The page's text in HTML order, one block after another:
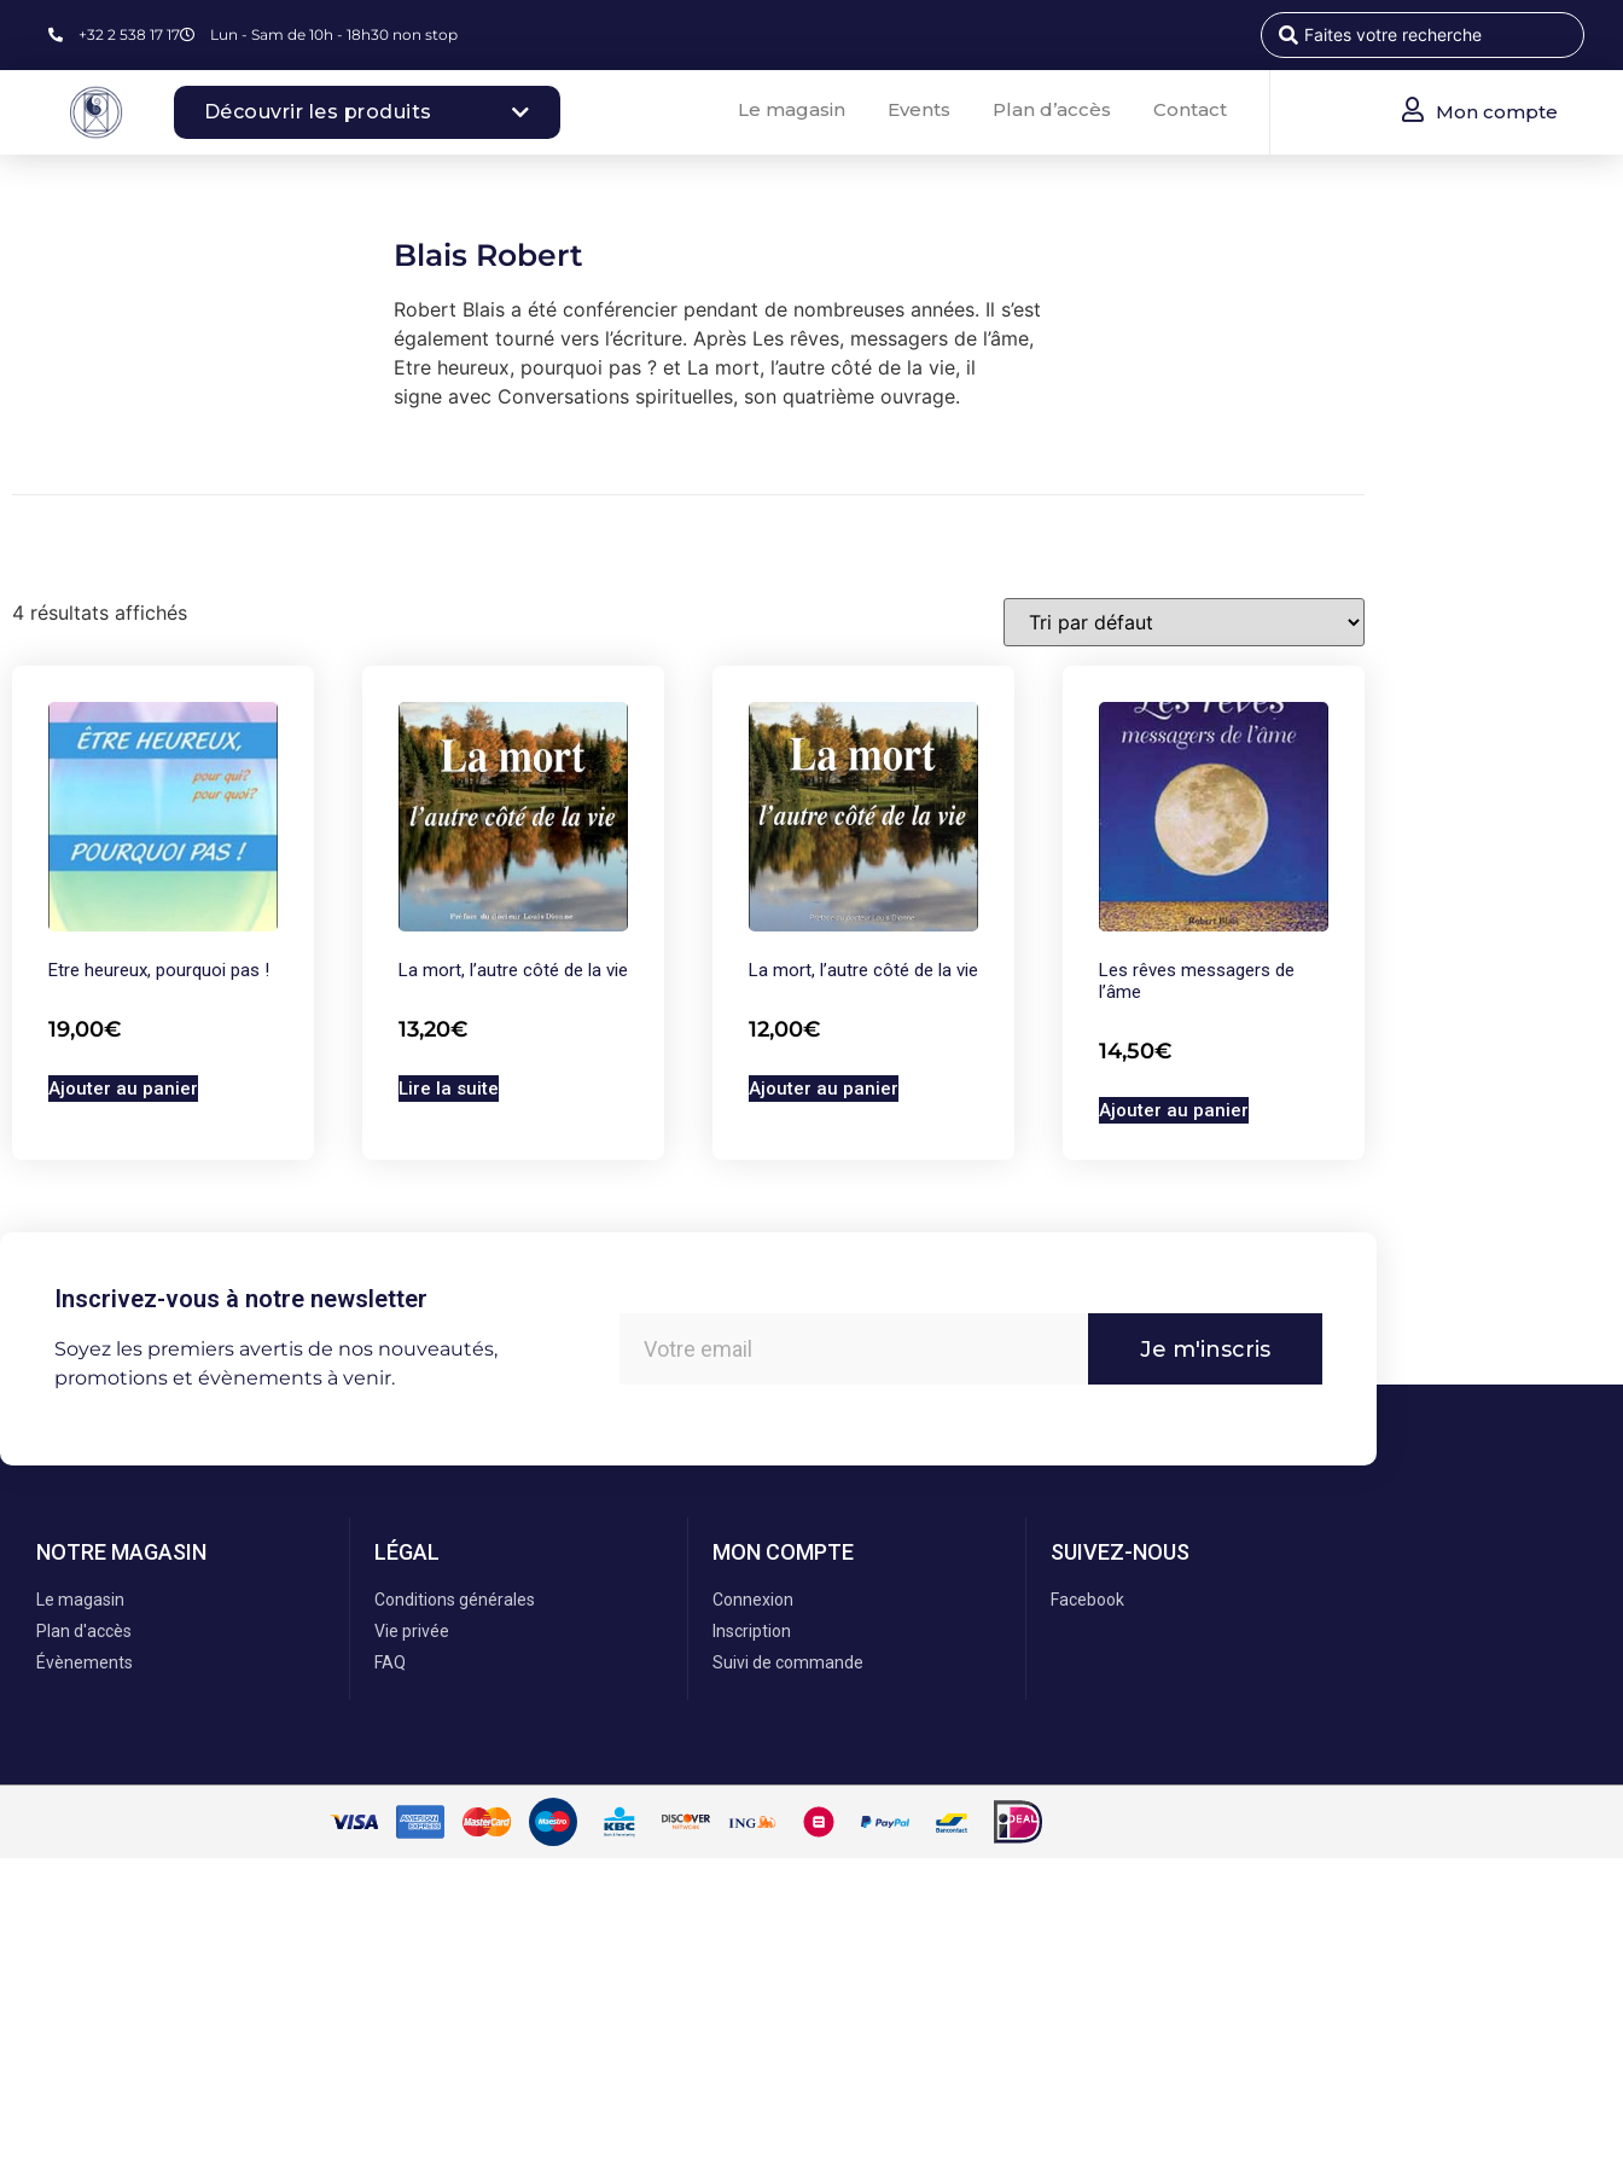
+32 2 538 17 17 Lun - Sam de 10h - 18h30 non stop
Découvrir les produits Le magasin Events Plan d’accès Contact Mon compte
Blais Robert
Robert Blais a été conférencier pendant de nombreuses années. Il s’est
également tourné vers l’écriture. Après Les rêves, messagers de l’âme,
Etre heureux, pourquoi pas ? et La mort, l’autre côté de la vie, il
signe avec Conversations spirituelles, son quatrième ouvrage.
4 résultats affichés
Etre heureux, pourquoi pas !
19,00€
Ajouter au panier
La mort, l’autre côté de la vie
13,20€
Lire la suite
La mort, l’autre côté de la vie
12,00€
Ajouter au panier
Les rêves messagers de
l’âme
14,50€
Ajouter au panier
Inscrivez-vous à notre newsletter
Soyez les premiers avertis de nos nouveautés,
promotions et évènements à venir.
Je m'inscris
NOTRE MAGASIN
Le magasin
Plan d'accès
Évènements
LÉGAL
Conditions générales
Vie privée
FAQ
MON COMPTE
Connexion
Inscription
Suivi de commande
SUIVEZ-NOUS
Facebook